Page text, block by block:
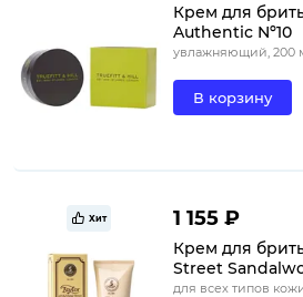
Крем для
Authentic Nº10
увлажняющий, 200
В корзину
Хит 1 155 ₽
Крем для
Street
для всех типов